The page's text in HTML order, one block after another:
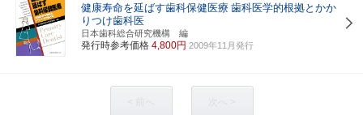
健康寿命を延ばす歯科保健医療 歯科医学的根拠とかか
りつけ歯科医
日本歯科総合研究機構 編
発行時参考価格 4,800円 2009年11月発行